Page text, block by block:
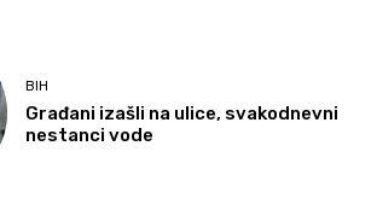
BIH
Građani izašli na ulice, svakodnevni
nestanci vode